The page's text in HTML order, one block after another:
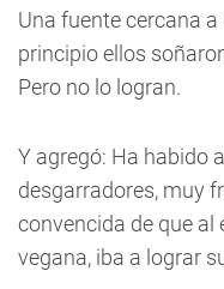
Una fuente cercana a
principio ellos
Pero no lo logran.
Y agregó: Ha
desgarradores, muy
convencida de que al
vegana, iba a lograr